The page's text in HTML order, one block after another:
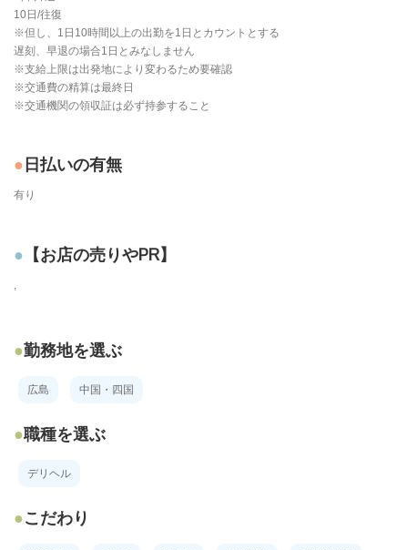
10日/往復
※但し、1日10時間以上の出勤を1日とカウントとする
遅刻、早退の場合1日とみなしません
※支給上限は出発地により変わるため要確認
※交通費の精算は最終日
※交通機関の領収証は必ず持参すること
日払いの有無
有り
【お店の売りやPR】
勤務地を選ぶ
広島 中国・四国
職種を選ぶ
デリヘル
こだわり